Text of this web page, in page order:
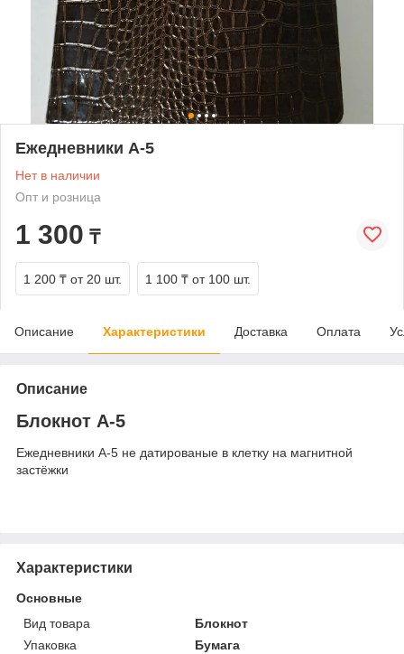
Ежедневники А-5
Нет в наличии
Опт и розница
1 300 ₸
1 200 ₸ от 20 шт. 1 100 ₸ от 100 шт.
Описание Характеристики Доставка Оплата
Описание
Блокнот А-5
Ежедневники А-5 не датированые в клетку на магнитной
застёжки
Характеристики
Основные
Вид товара
Блокнот
Упаковка
Бумага